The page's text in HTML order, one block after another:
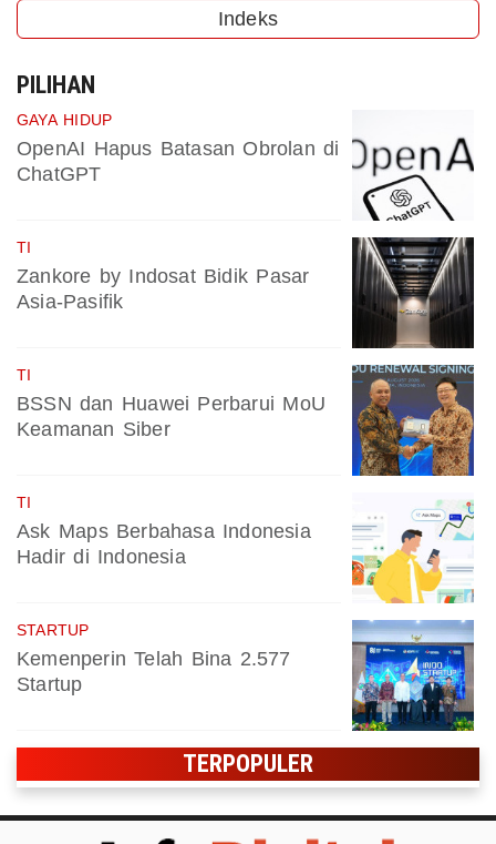
Indeks
PILIHAN
GAYA HIDUP
OpenAI Hapus Batasan Obrolan di
ChatGPT
TI
Zankore by Indosat Bidik Pasar
Asia-Pasifik
TI
BSSN dan Huawei Perbarui MoU
Keamanan Siber
TI
Ask Maps Berbahasa Indonesia
Hadir di Indonesia
STARTUP
Kemenperin Telah Bina 2.577
Startup
TERPOPULER